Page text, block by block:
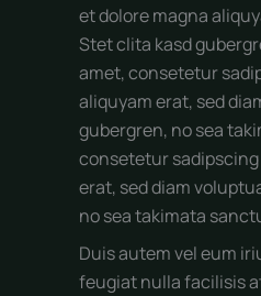
et dolore magna
Stet clita kasd
amet, consetetur
aliquyam erat, sed
gubergren, no sea
consetetur
erat, sed diam
no sea takimata
Duis autem vel eum
feugiat nulla facilisis